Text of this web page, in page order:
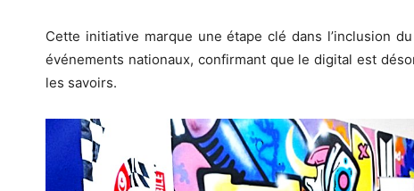
Cette initiative marque une étape clé dans l’inclusion
événements nationaux, confirmant que le digital est
les savoirs.